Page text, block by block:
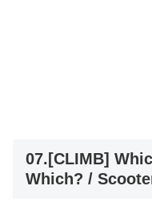
07.[CLIMB]
Which? /